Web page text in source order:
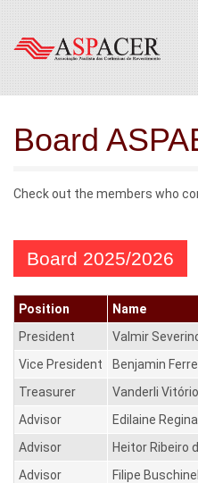
Board
Check out the members who
Board 2025/2026
Position Name
President
Valmir
Vice President
Benjamin
Treasurer
Vanderli
Advisor
Edilaine
Advisor
Heitor Ribeiro
Advisor
Filipe